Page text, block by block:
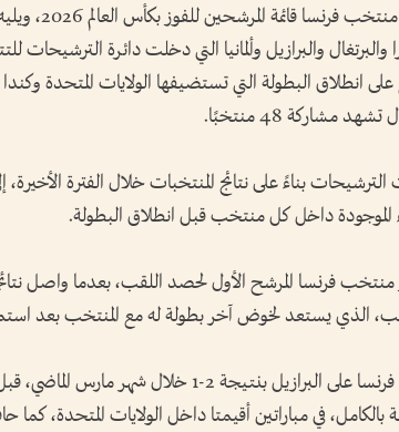
تصدر منتخب
والبرتغال والبرازيل وألمانيا التي دخلت دائرة الترشيحات
على انطلاق البطولة التي تستضيفها الولايات المتحدة
تشهد مشاركة 48 منتخبًا.
بناءً على نتائج المنتخبات خلال الفترة الأخيرة،
الموجودة داخل كل منتخب قبل انطلاق البطولة.
منتخب فرنسا المرشح الأول لحصد اللقب، بعدما واصل
الذي يستعد لخوض آخر بطولة له مع المنتخب بعد
بالكامل، في مباراتين أقيمتا داخل الولايات المتحدة،